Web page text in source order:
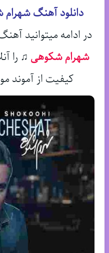
دانلود آهنگ
در ادامه میتوانید
شهرام شکوهی ♫ را
کیفیت از آموند